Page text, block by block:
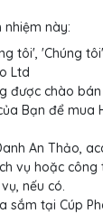
nhiệm này:
tôi', 'Chúng
Ltd
được chào bán
Bạn để mua
An Thảo,
vụ hoặc
nếu có.
tại Cúp